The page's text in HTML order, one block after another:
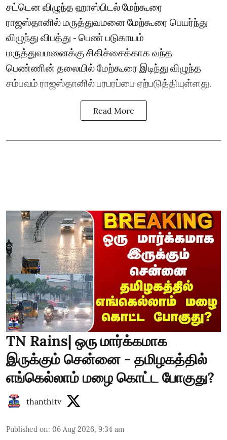
சட்டென விழுந்த ஹாஸ்பிடல் மேற்கூரை
ராஜஸ்தானில் மருத்துவமனை மேற்கூரை பெயர்ந்து
விழுந்து விபத்து - பெண் படுகாயம்
மருத்துவமனைக்கு சிகிச்சைக்காக வந்த
பெண்ணின் தலையில் மேற்கூரை இடிந்து விழுந்த
சம்பவம் ராஜஸ்தானில் பரபரப்பை ஏற்படுத்தியுள்ளது.
Read More
TN Rains| ஒரு மார்க்கமாக
இருக்கும் சென்னை - தமிழகத்தில்
எங்கெல்லாம் மழை கொட்ட போகுது?
thanthitv
Published on: 06 Aug 2026, 9:34 am